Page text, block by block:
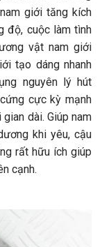
giới tăng kích
độ, cuộc làm tình
vật nam giới
tạo dáng nhanh
nguyên lý hút
cực kỳ mạnh
dài. Giúp nam
khi yêu, cậu
rất hữu ích giúp
cạnh.